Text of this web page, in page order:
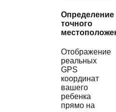
Определение
точного
Отображение
реальных
GPS
координат
вашего
ребенка
прямо на